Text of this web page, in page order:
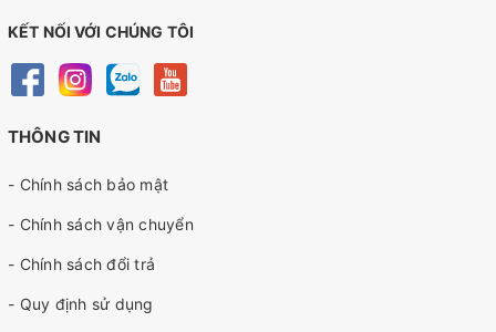
KẾT NỐI VỚI CHÚNG TÔI
THÔNG TIN
- Chính sách bảo mật
- Chính sách vận chuyển
- Chính sách đổi trả
- Quy định sử dụng